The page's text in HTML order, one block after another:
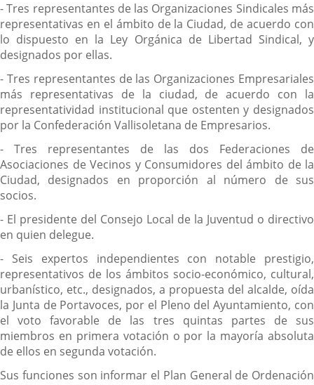
- Tres representantes de las Organizaciones Sindicales más
representativas en el ámbito de la Ciudad, de acuerdo con
lo dispuesto en la Ley Orgánica de Libertad Sindical, y
designados por ellas.
- Tres representantes de las Organizaciones Empresariales
más representativas de la ciudad, de acuerdo con la
representatividad institucional que ostenten y designados
por la Confederación Vallisoletana de Empresarios.
- Tres representantes de las dos Federaciones de
Asociaciones de Vecinos y Consumidores del ámbito de la
Ciudad, designados en proporción al número de sus
socios.
- El presidente del Consejo Local de la Juventud o directivo
en quien delegue.
- Seis expertos independientes con notable prestigio,
representativos de los ámbitos socio-económico, cultural,
urbanístico, etc., designados, a propuesta del alcalde, oída
la Junta de Portavoces, por el Pleno del Ayuntamiento, con
el voto favorable de las tres quintas partes de sus
miembros en primera votación o por la mayoría absoluta
de ellos en segunda votación.
Sus funciones son informar el Plan General de Ordenación